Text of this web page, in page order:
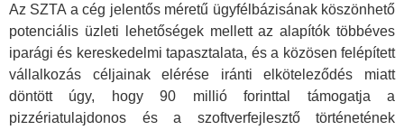
Az SZTA a cég jelentős méretű ügyfélbázisának köszönhető
potenciális üzleti lehetőségek mellett az alapítók többéves
iparági és kereskedelmi tapasztalata, és a közösen felépített
vállalkozás céljainak elérése iránti elköteleződés miatt
döntött úgy, hogy 90 millió forinttal támogatja a
pizzériatulajdonos és a szoftverfejlesztő történetének